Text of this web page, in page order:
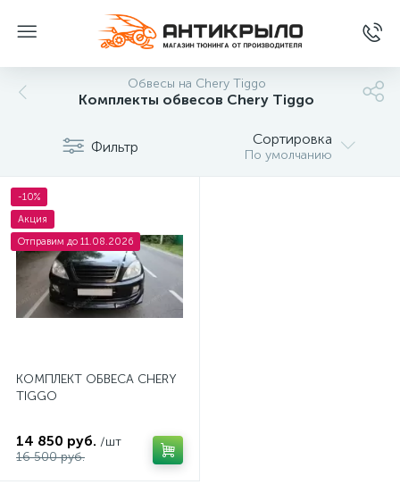
Обвесы на Chery Tiggo
Комплекты обвесов Chery Tiggo
Фильтр Сортировка
По умолчанию
-10%
Акция
Отправим до 11.08.2026
КОМПЛЕКТ ОБВЕСА CHERY
TIGGO
14 850 руб. /шт
16 500 руб.